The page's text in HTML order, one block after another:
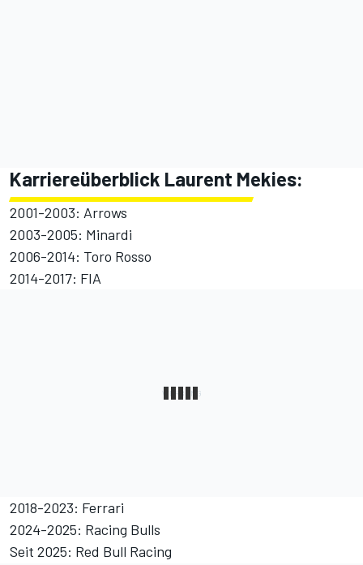
Karriereüberblick Laurent Mekies:
2001-2003: Arrows
2003-2005: Minardi
2006-2014: Toro Rosso
2014-2017: FIA
2018-2023: Ferrari
2024-2025: Racing Bulls
Seit 2025: Red Bull Racing